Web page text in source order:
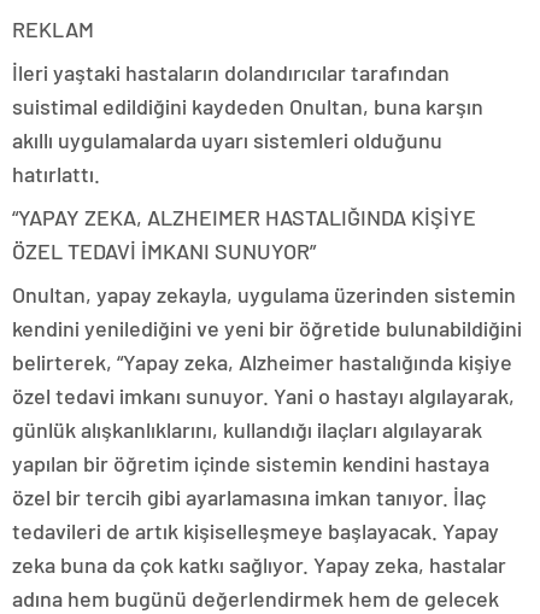
REKLAM
İleri yaştaki hastaların dolandırıcılar tarafından
suistimal edildiğini kaydeden Onultan, buna karşın
akıllı uygulamalarda uyarı sistemleri olduğunu
hatırlattı.
“YAPAY ZEKA, ALZHEIMER HASTALIĞINDA KİŞİYE
ÖZEL TEDAVİ İMKANI SUNUYOR”
Onultan, yapay zekayla, uygulama üzerinden sistemin
kendini yenilediğini ve yeni bir öğretide bulunabildiğini
belirterek, “Yapay zeka, Alzheimer hastalığında kişiye
özel tedavi imkanı sunuyor. Yani o hastayı algılayarak,
günlük alışkanlıklarını, kullandığı ilaçları algılayarak
yapılan bir öğretim içinde sistemin kendini hastaya
özel bir tercih gibi ayarlamasına imkan tanıyor. İlaç
tedavileri de artık kişiselleşmeye başlayacak. Yapay
zeka buna da çok katkı sağlıyor. Yapay zeka, hastalar
adına hem bugünü değerlendirmek hem de gelecek